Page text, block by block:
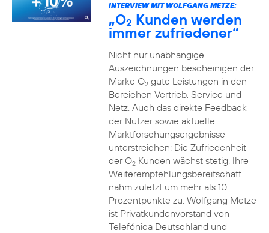
INTERVIEW MIT WOLFGANG METZE:
„O2 Kunden werden
immer zufriedener“
Nicht nur unabhängige
Auszeichnungen bescheinigen der
Marke O2gute Leistungen in den
Bereichen Vertrieb, Service und
Netz. Auch das direkte Feedback
der Nutzer sowie aktuelle
Marktforschungsergebnisse
unterstreichen: Die Zufriedenheit
der O2Kunden wächst stetig. Ihre
Weiterempfehlungsbereitschaft
nahm zuletzt um mehr als 10
Prozentpunkte zu. Wolfgang Metze
ist Privatkundenvorstand von
Telefónica Deutschland und